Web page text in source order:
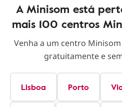
A Minisom está
mais 100 centros
Venha a um centro
gratuitamente e
Lisboa Porto